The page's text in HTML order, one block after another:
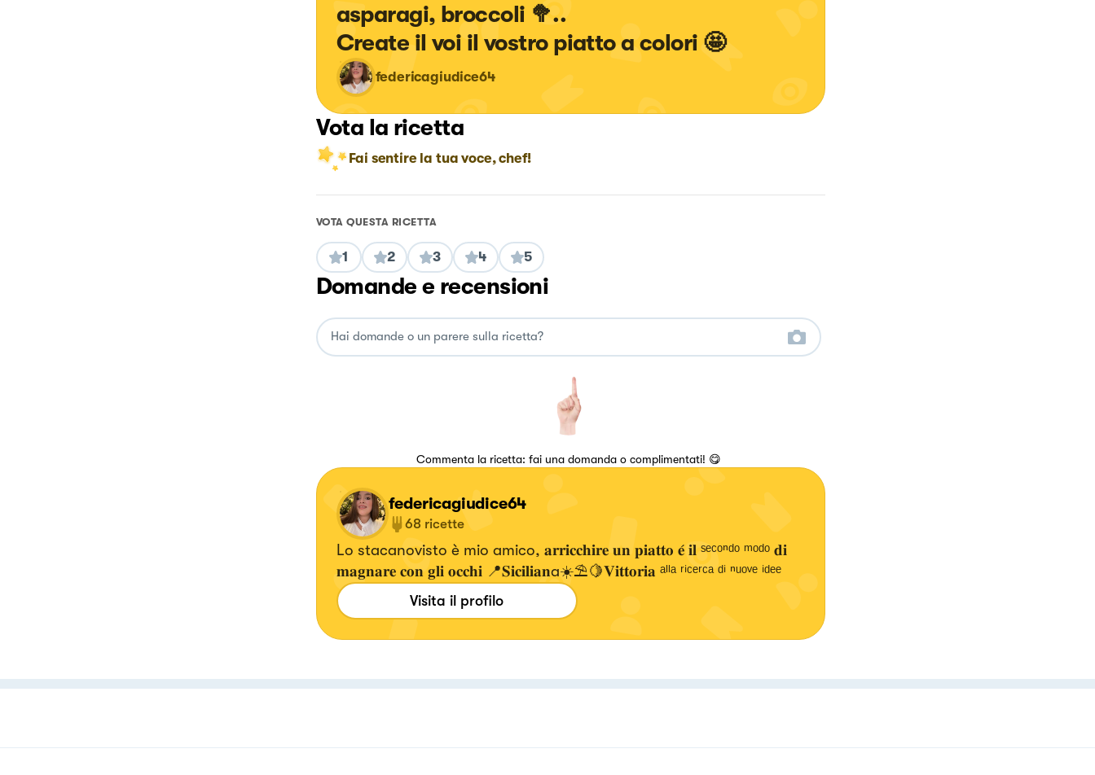
asparagi, broccoli 🥦..
Create il voi il vostro piatto a colori 🤩
federicagiudice64
Vota la ricetta
Fai sentire la tua voce, chef!
VOTA QUESTA RICETTA
1 2 3 4 5
Domande e recensioni
Commenta la ricetta: fai una domanda o complimentati! 😋
federicagiudice64
68 ricette
Lo stacanovisto è mio amico, 𝐚𝐫𝐫𝐢𝐜𝐜𝐡𝐢𝐫𝐞 𝐮𝐧 𝐩𝐢𝐚𝐭𝐭𝐨 𝐞́ 𝐢𝐥 ˢᵉᶜᵒⁿᵈᵒ ᵐᵒᵈᵒ 𝐝𝐢
𝐦𝐚𝐠𝐧𝐚𝐫𝐞 𝐜𝐨𝐧 𝐠𝐥𝐢 𝐨𝐜𝐜𝐡𝐢 📍𝐒𝐢𝐜𝐢𝐥𝐢𝐚𝐧a☀️⛱️🍋𝐕𝐢𝐭𝐭𝐨𝐫𝐢𝐚 ᵃˡˡᵃ ʳⁱᶜᵉʳᶜᵃ ᵈⁱ ⁿᵘᵒᵛᵉ ⁱᵈᵉᵉ
Visita il profilo